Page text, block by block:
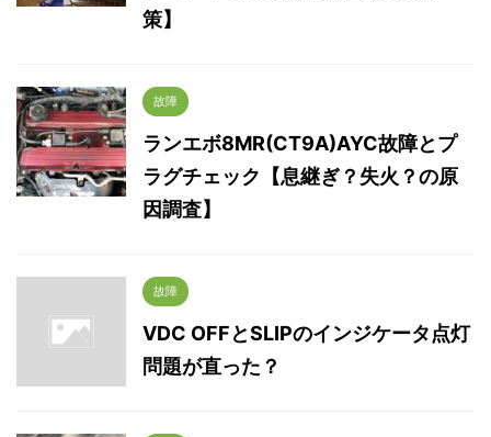
策】
故障
ランエボ8MR(CT9A)AYC故障とプ
ラグチェック【息継ぎ？失火？の原
因調査】
故障
VDC OFFとSLIPのインジケータ点灯
問題が直った？